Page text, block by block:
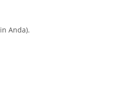
Anda).